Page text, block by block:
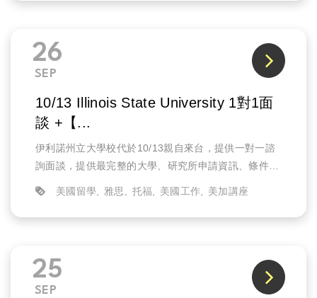
26
SEP
10/13 Illinois State University 1對1面
談 +【...
伊利諾州立大學校代於10/13親自來台，提供一對一諮
詢面談，提供最完整的大學、研究所申請資訊、條件需
求、以及說明攻讀該校科系如何幫助未來就業的發展。
美國留學 雅思 托福 美國工作 美加講座
25
SEP